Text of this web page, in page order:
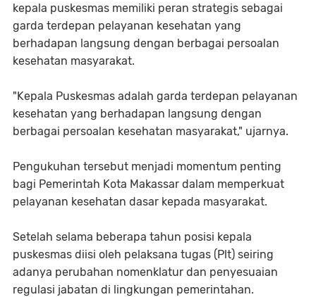
kepala puskesmas memiliki peran strategis sebagai
garda terdepan pelayanan kesehatan yang
berhadapan langsung dengan berbagai persoalan
kesehatan masyarakat.
"Kepala Puskesmas adalah garda terdepan pelayanan
kesehatan yang berhadapan langsung dengan
berbagai persoalan kesehatan masyarakat," ujarnya.
Pengukuhan tersebut menjadi momentum penting
bagi Pemerintah Kota Makassar dalam memperkuat
pelayanan kesehatan dasar kepada masyarakat.
Setelah selama beberapa tahun posisi kepala
puskesmas diisi oleh pelaksana tugas (Plt) seiring
adanya perubahan nomenklatur dan penyesuaian
regulasi jabatan di lingkungan pemerintahan.